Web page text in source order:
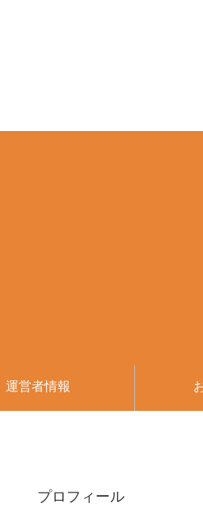
運営者情報
プロフィール